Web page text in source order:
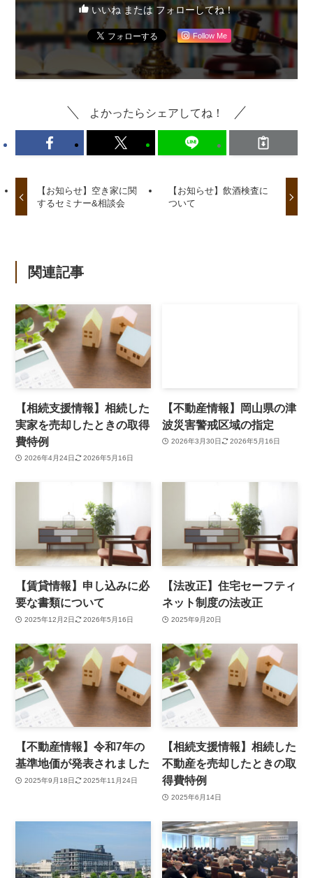
いいね または フォローしてね！
Follow Me
よかったらシェアしてね！
【お知らせ】空き家に関
するセミナー&相談会
【お知らせ】飲酒検査に
ついて
関連記事
【相続支援情報】相続した
実家を売却したときの取得
費特例
2026年4月24日 2026年5月16日
【不動産情報】岡山県の津
波災害警戒区域の指定
2026年3月30日 2026年5月16日
【賃貸情報】申し込みに必
要な書類について
2025年12月2日 2026年5月16日
【法改正】住宅セーフティ
ネット制度の法改正
2025年9月20日
【不動産情報】令和7年の
基準地価が発表されました
2025年9月18日 2025年11月24日
【相続支援情報】相続した
不動産を売却したときの取
得費特例
2025年6月14日